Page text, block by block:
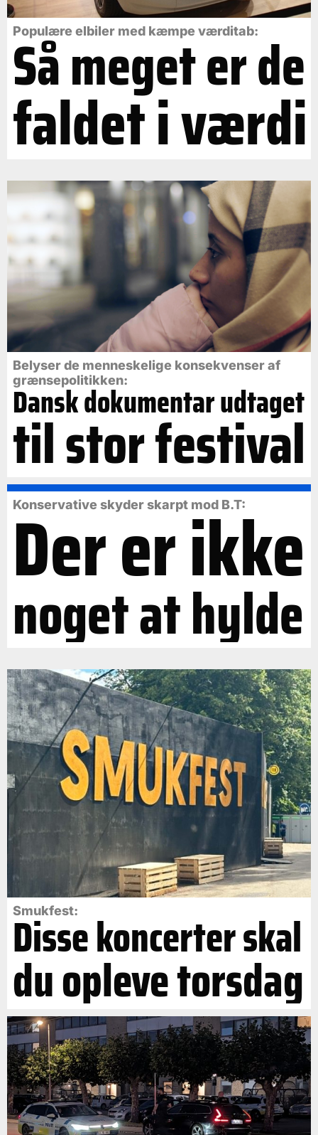
Populære elbiler med kæmpe værditab:
Så meget er de
faldet i værdi
Belyser de menneskelige konsekvenser af
grænsepolitikken:
Dansk dokumentar udtaget
til stor festival
Konservative skyder skarpt mod B.T:
Der er ikke
noget at hylde
Smukfest:
Disse koncerter skal
du opleve torsdag